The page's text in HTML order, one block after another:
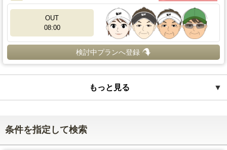
OUT
08:00
検討中プランへ登録
▼
もっと見る
条件を指定して検索